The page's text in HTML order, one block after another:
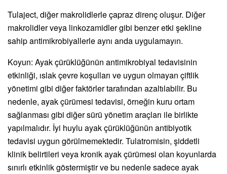
Tulaject, diğer makrolidlerle çapraz direnç oluşur. Diğer
makrolidler veya linkozamidler gibi benzer etki şekline
sahip antimikrobiyallerle aynı anda uygulamayın.
Koyun: Ayak çürüklüğünün antimikrobiyal tedavisinin
etkinliği, ıslak çevre koşulları ve uygun olmayan çiftlik
yönetimi gibi diğer faktörler tarafından azaltılabilir. Bu
nedenle, ayak çürümesi tedavisi, örneğin kuru ortam
sağlanması gibi diğer sürü yönetim araçları ile birlikte
yapılmalıdır. İyi huylu ayak çürüklüğünün antibiyotik
tedavisi uygun görülmemektedir. Tulatromisin, şiddetli
klinik belirtileri veya kronik ayak çürümesi olan koyunlarda
sınırlı etkinlik göstermiştir ve bu nedenle sadece ayak